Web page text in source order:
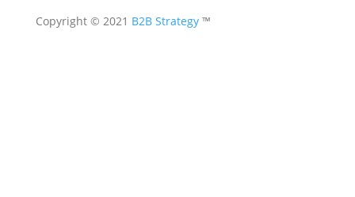
Copyright © 2021 B2B Strategy™